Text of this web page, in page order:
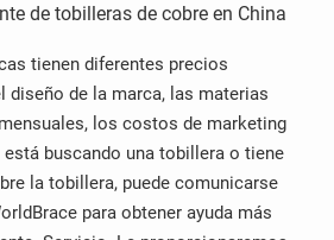
de tobilleras de cobre en China
tienen diferentes precios
diseño de la marca, las materias
los costos de marketing
buscando una tobillera o tiene
la tobillera, puede comunicarse
para obtener ayuda más